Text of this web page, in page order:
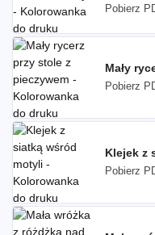
Pobierz
Mały
Pobierz
Klejek z
Pobierz